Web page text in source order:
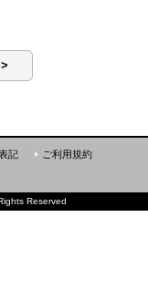
記
ご利用規約
Reserved